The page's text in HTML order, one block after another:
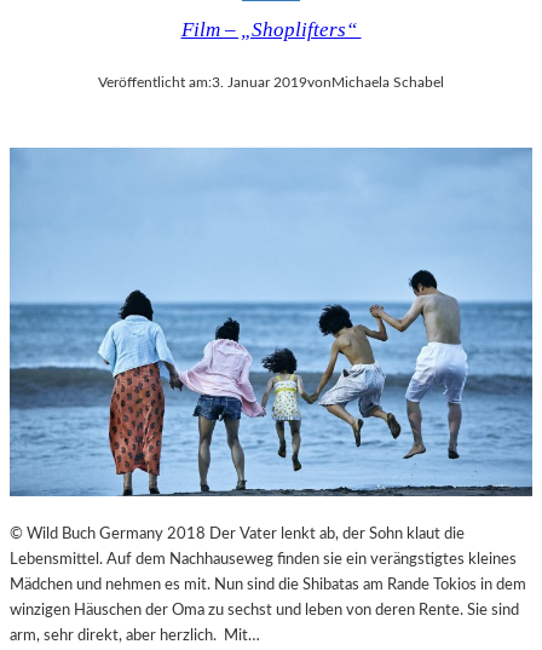
Film – „Shoplifters“
Veröffentlicht am:3. Januar 2019von Michaela Schabel
© Wild Buch Germany 2018 Der Vater lenkt ab, der Sohn klaut die
Lebensmittel. Auf dem Nachhauseweg finden sie ein verängstigtes kleines
Mädchen und nehmen es mit. Nun sind die Shibatas am Rande Tokios in dem
winzigen Häuschen der Oma zu sechst und leben von deren Rente. Sie sind
arm, sehr direkt, aber herzlich. Mit…